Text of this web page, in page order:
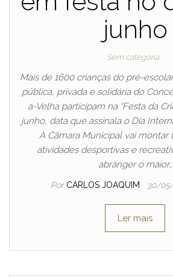
junho
Sem categoria
Mais de 1600 crianças do pré-
pública, privada e solidária do
a-Velha participam na “Festa da
junho, data que assinala o Dia
A Câmara Municipal vai montar
atividades desportivas e
abranger o maior…
Por CARLOS JOAQUIM 30/
Ler mais